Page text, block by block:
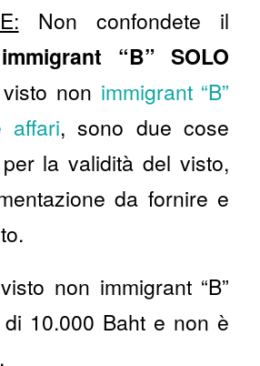
Non confondete il
“B” SOLO
non immigrant “B”
affari, sono due cose
la validità del visto,
da fornire e
non immigrant “B”
10.000 Baht e non è